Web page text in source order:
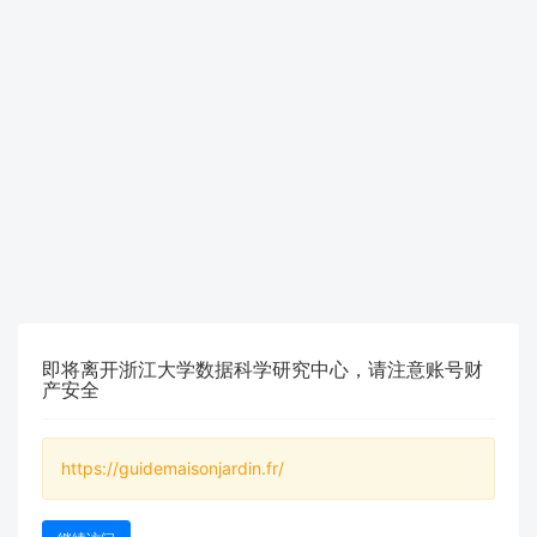
即将离开浙江大学数据科学研究中心，请注意账号财
产安全
https://guidemaisonjardin.fr/